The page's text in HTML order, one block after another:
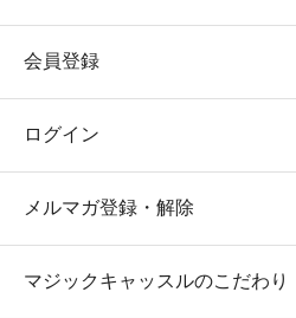
会員登録
ログイン
メルマガ登録・解除
マジックキャッスルのこだわり